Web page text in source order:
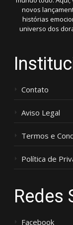
novos
histórias
universo dos
Contato
Aviso Legal
Termos e
Política de
Redes
Facebook